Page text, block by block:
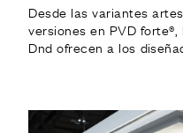
Desde las variantes
versiones en PVD
Dnd ofrecen a los